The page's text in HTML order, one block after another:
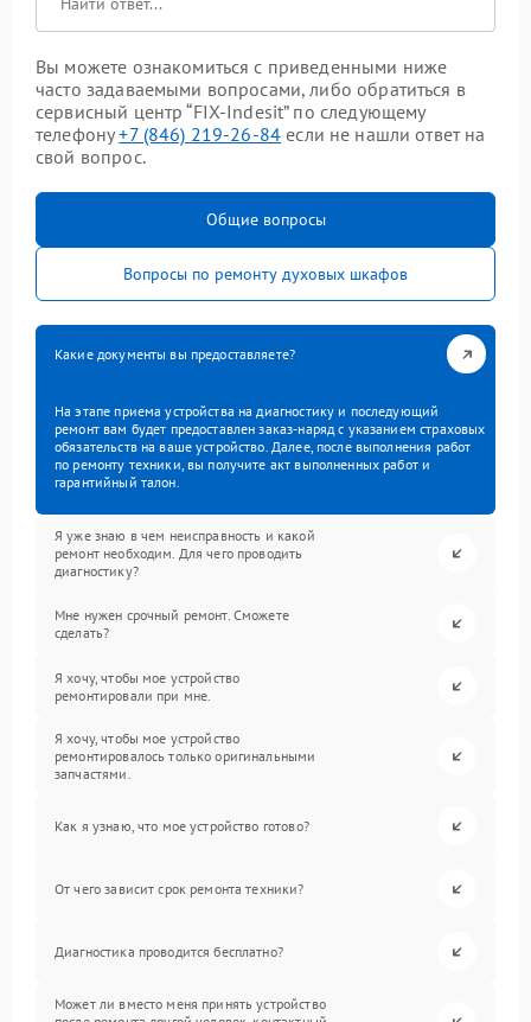
Вы можете ознакомиться с приведенными ниже
часто задаваемыми вопросами, либо обратиться в
сервисный центр “FIX-Indesit” по следующему
телефону+7 (846) 219-26-84 если не нашли ответ на
свой вопрос.
Общие вопросы
Вопросы по ремонту духовых шкафов
Какие документы вы предоставляете?
На этапе приема устройства на диагностику и последующий
ремонт вам будет предоставлен заказ-наряд с указанием страховых
обязательств на ваше устройство. Далее, после выполнения работ
по ремонту техники, вы получите акт выполненных работ и
гарантийный талон.
Я уже знаю в чем неисправность и какой
ремонт необходим. Для чего проводить
диагностику?
Мне нужен срочный ремонт. Сможете
сделать?
Я хочу, чтобы мое устройство
ремонтировали при мне.
Я хочу, чтобы мое устройство
ремонтировалось только оригинальными
запчастями.
Как я узнаю, что мое устройство готово?
От чего зависит срок ремонта техники?
Диагностика проводится бесплатно?
Может ли вместо меня принять устройство